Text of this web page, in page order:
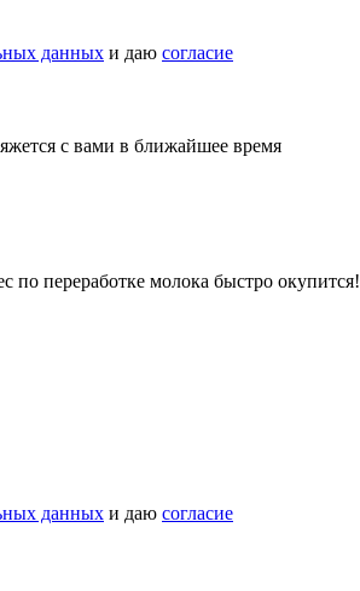
данных и даю согласие
с вами в ближайшее время
по переработке молока быстро окупится!
данных и даю согласие